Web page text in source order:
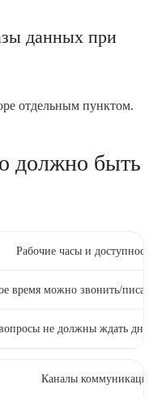
данных при
отдельным пунктом.
должно быть
Рабочие часы и
время можно звонить/
не должны ждать
Каналы